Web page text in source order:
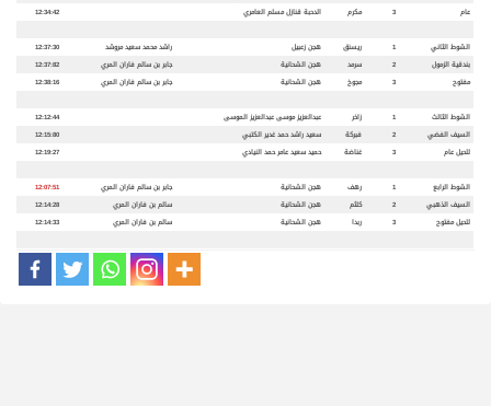
عام
3 مكرم الدحبة قنازل مسلم العامري 12:34:42
الشوط الثاني 1 ريسنق هجن زعبيل راشد محمد سعيد مروشد
12:37:30
بندقية الزمول
2 سرمد هجن الشحانية جابر بن سالم فاران المري
12:37:82
مفتوح
3 مجوخ هجن الشحانية جابر بن سالم فاران المري 12:38:16
الشوط الثالث 1 زاخر عبدالعزيز موسى عبدالعزيز الموسى
12:12:44
السيف الفضي
2 فبركة سعيد راشد حمد غدير الكتبي
12:15:80
للحيل عام
3 غناضة حميد سعيد عامر حمد النيادي 12:19:27
الشوط الرابع 1 رهف هجن الشحانية جابر بن سالم فاران المري
12:07:51
السيف الذهبي
2 كلثم هجن الشحانية سالم بن فاران المري
12:14:28
للحيل مفتوح
3 ربدا هجن الشحانية سالم بن فاران المري 12:14:33